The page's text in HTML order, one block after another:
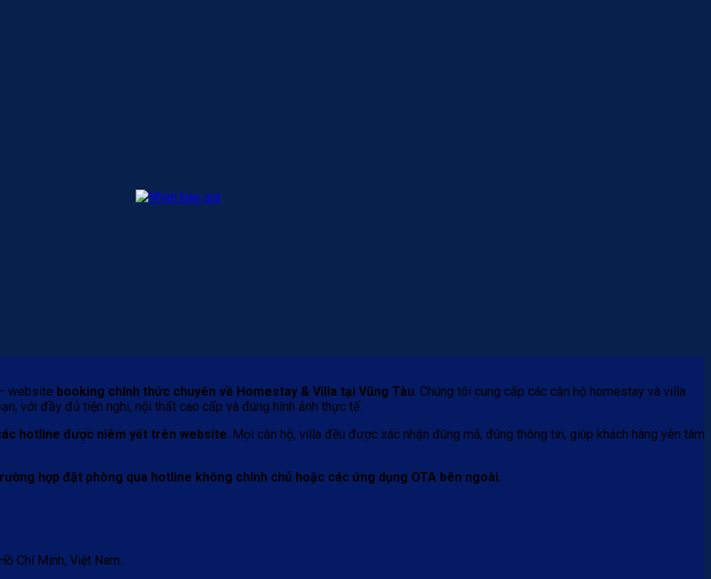
website booking chính thức chuyên về Homestay & Villa tại Vũng Tàu. Chúng tôi cung cấp các căn hộ homestay và villa
với đầy đủ tiện nghi, nội thất cao cấp và đúng hình ảnh thực tế.
hotline được niêm yết trên website. Mọi căn hộ, villa đều được xác nhận đúng mã, đúng thông tin, giúp khách hàng yên tâm
hợp đặt phòng qua hotline không chính chủ hoặc các ứng dụng OTA bên ngoài.
Chí Minh, Việt Nam.